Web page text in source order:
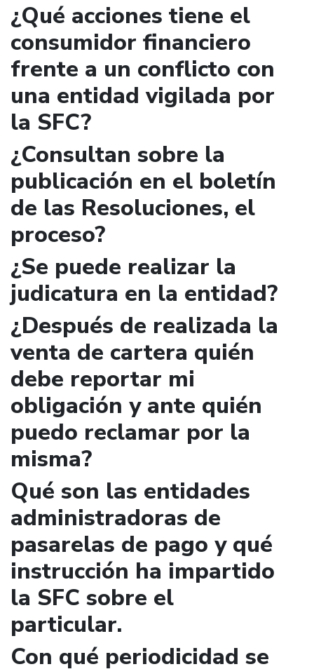
¿Qué acciones tiene el
consumidor financiero
frente a un conflicto con
una entidad vigilada por
la SFC?
¿Consultan sobre la
publicación en el boletín
de las Resoluciones, el
proceso?
¿Se puede realizar la
judicatura en la entidad?
¿Después de realizada la
venta de cartera quién
debe reportar mi
obligación y ante quién
puedo reclamar por la
misma?
Qué son las entidades
administradoras de
pasarelas de pago y qué
instrucción ha impartido
la SFC sobre el
particular.
Con qué periodicidad se